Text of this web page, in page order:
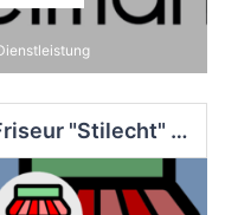
Friseur "Stilecht" Mansion-Walter GbR